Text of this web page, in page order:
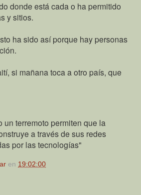
donde está cada o ha permitido
y sitios.
ha sido así porque hay personas
si mañana toca a otro país, que
un terremoto permiten que la
a través de sus redes
por las tecnologías"
en 19:02:00